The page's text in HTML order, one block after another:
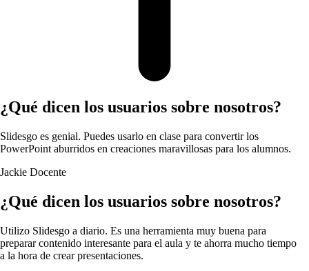
¿Qué dicen los usuarios sobre nosotros?
Slidesgo es genial. Puedes usarlo en clase para convertir los
PowerPoint aburridos en creaciones maravillosas para los alumnos.
Jackie Docente
¿Qué dicen los usuarios sobre nosotros?
Utilizo Slidesgo a diario. Es una herramienta muy buena para
preparar contenido interesante para el aula y te ahorra mucho tiempo
a la hora de crear presentaciones.